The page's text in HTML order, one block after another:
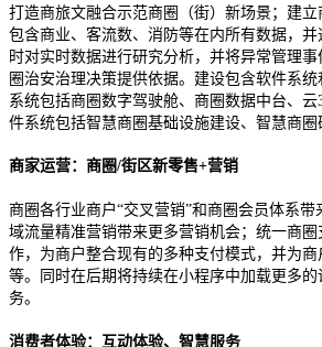
打造商旅文融合示范商圈（街）新场景；建
包含商业、客流数、消防等在内所有数据，并
时对实时数据进行研究分析，并将异常管理
圈治安治理决策提供依据。建设包含软件系
系统包括商圈数字驾驶舱、商圈数据中台、
件系统包括智慧商圈基础设施建设、智慧商圈
商家运营：商圈/街区新零售+营销
商圈各行业商户“交叉营销”和商圈会员体系
域流量精准营销带来更多营销机会；统一商
作，为商户整合现有的多种支付模式，并为
等。同时在后期将持续在小程序中加载更多
务。
消费者体验：互动体验、智慧服务